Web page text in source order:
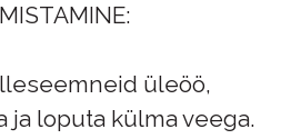
üleöö,
ja loputa külma veega.